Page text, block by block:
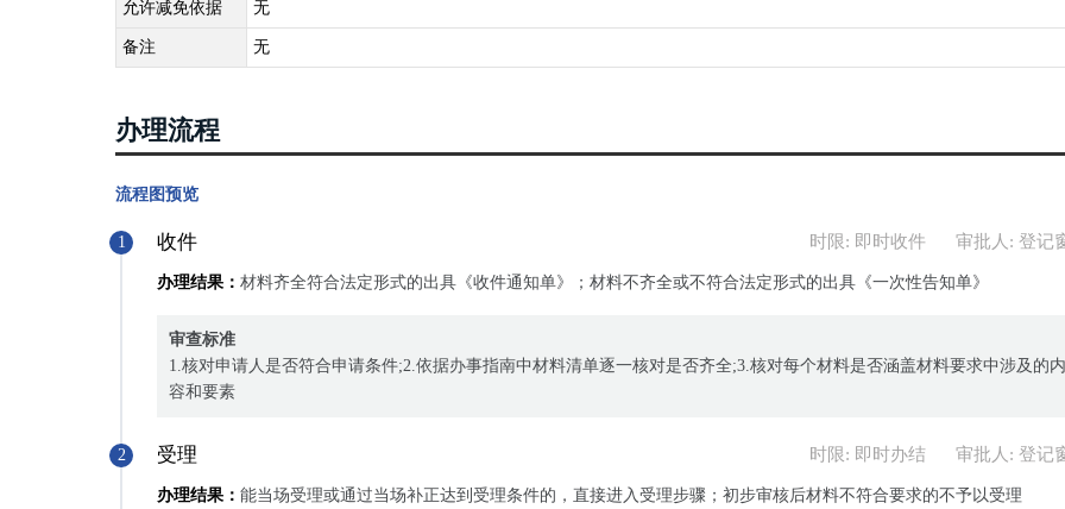
允许减免依据 无
备注 无
办理流程
流程图预览
1 收件 时限: 即时收件 审批人: 登记
办理结果： 材料齐全符合法定形式的出具《收件通知单》；材料不齐全或不符合法定形式的出具《一次性告知单》
审查标准
1.核对申请人是否符合申请条件;2.依据办事指南中材料清单逐一核对是否齐全;3.核对每个材料是否涵盖材料要求中涉及的内
容和要素
2 受理 时限: 即时办结 审批人: 登记
办理结果： 能当场受理或通过当场补正达到受理条件的，直接进入受理步骤；初步审核后材料不符合要求的不予以受理